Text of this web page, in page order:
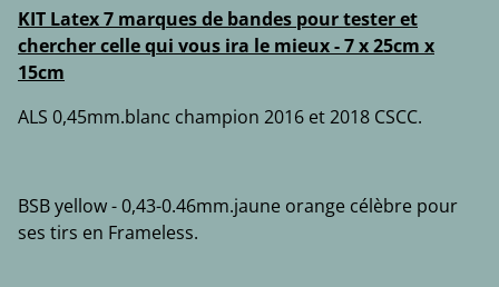
KIT Latex 7 marques de bandes pour tester et
chercher celle qui vous ira le mieux - 7 x 25cm x
15cm
ALS 0,45mm.blanc champion 2016 et 2018 CSCC.
BSB yellow - 0,43-0.46mm.jaune orange célèbre pour
ses tirs en Frameless.